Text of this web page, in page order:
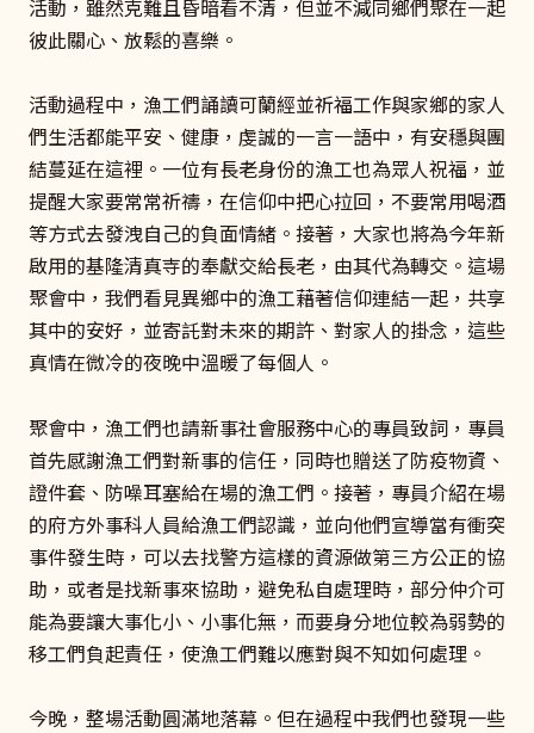
活動，雖然克難且昏暗看不清，但並不減同鄉們聚在一起
彼此關心、放鬆的喜樂。
活動過程中，漁工們誦讀可蘭經並祈福工作與家鄉的家人
們生活都能平安、健康，虔誠的一言一語中，有安穩與團
結蔓延在這裡。一位有長老身份的漁工也為眾人祝福，並
提醒大家要常常祈禱，在信仰中把心拉回，不要常用喝酒
等方式去發洩自己的負面情緒。接著，大家也將為今年新
啟用的基隆清真寺的奉獻交給長老，由其代為轉交。這場
聚會中，我們看見異鄉中的漁工藉著信仰連結一起，共享
其中的安好，並寄託對未來的期許、對家人的掛念，這些
真情在微冷的夜晚中溫暖了每個人。
聚會中，漁工們也請新事社會服務中心的專員致詞，專員
首先感謝漁工們對新事的信任，同時也贈送了防疫物資、
證件套、防噪耳塞給在場的漁工們。接著，專員介紹在場
的府方外事科人員給漁工們認識，並向他們宣導當有衝突
事件發生時，可以去找警方這樣的資源做第三方公正的協
助，或者是找新事來協助，避免私自處理時，部分仲介可
能為要讓大事化小、小事化無，而要身分地位較為弱勢的
移工們負起責任，使漁工們難以應對與不知如何處理。
今晚，整場活動圓滿地落幕。但在過程中我們也發現一些